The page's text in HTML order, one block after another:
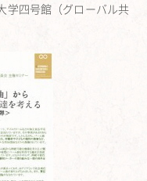
学四号館（グローバル共